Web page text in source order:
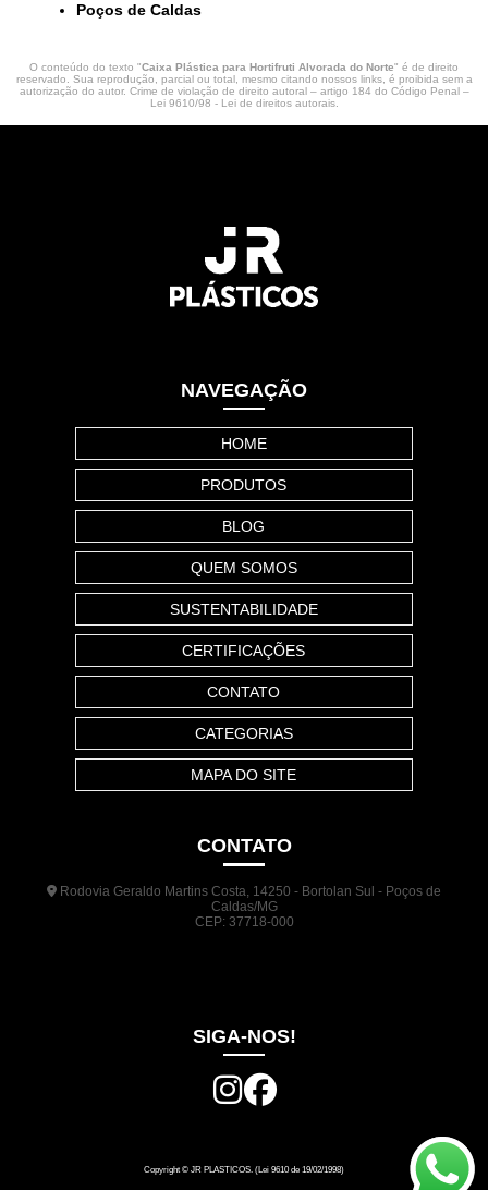
Poços de Caldas
O conteúdo do texto "Caixa Plástica para Hortifruti Alvorada do Norte" é de direito
reservado. Sua reprodução, parcial ou total, mesmo citando nossos links, é proibida sem a
autorização do autor. Crime de violação de direito autoral – artigo 184 do Código Penal –
Lei 9610/98 - Lei de direitos autorais.
NAVEGAÇÃO
HOME
PRODUTOS
BLOG
QUEM SOMOS
SUSTENTABILIDADE
CERTIFICAÇÕES
CONTATO
CATEGORIAS
MAPA DO SITE
CONTATO
Rodovia Geraldo Martins Costa, 14250 - Bortolan Sul - Poços de
Caldas/MG
CEP: 37718-000
SIGA-NOS!
Copyright © JR PLASTICOS. (Lei 9610 de 19/02/1998)